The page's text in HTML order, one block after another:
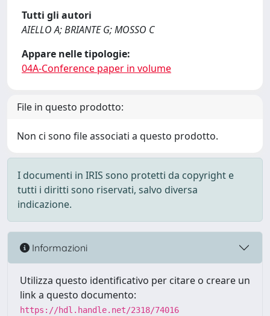
Tutti gli autori
AIELLO A; BRIANTE G; MOSSO C
Appare nelle tipologie:
04A-Conference paper in volume
File in questo prodotto:
Non ci sono file associati a questo prodotto.
I documenti in IRIS sono protetti da copyright e
tutti i diritti sono riservati, salvo diversa
indicazione.
Informazioni
Utilizza questo identificativo per citare o creare un
link a questo documento:
https://hdl.handle.net/2318/74016